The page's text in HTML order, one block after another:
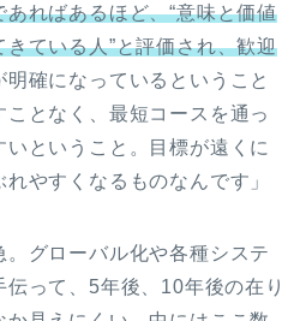
ればあるほど、“意味と価値
ている人”と評価され、歓迎
明確になっているということ
となく、最短コースを通っ
ということ。目標が遠くに
やすくなるものなんです」
。グローバル化や各種システ
って、5年後、10年後の在り